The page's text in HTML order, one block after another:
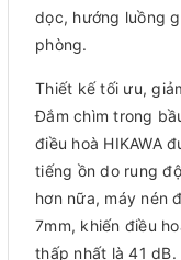
dọc, hướng luồng
phòng.
Thiết kế tối ưu,
Đắm chìm trong
điều hoà HIKAWA
tiếng ồn do rung
hơn nữa, máy nén
7mm, khiến điều
thấp nhất là 41 dB.